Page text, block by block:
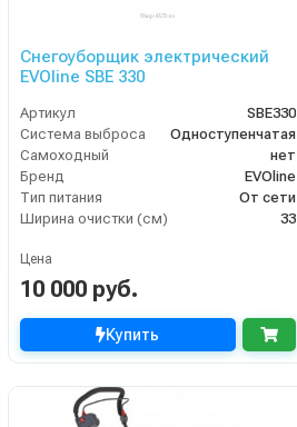
Снегоуборщик электрический
EVOline SBE 330
Артикул
SBE330
Система выброса
Одноступенчатая
Самоходный
нет
Бренд
EVOline
Тип питания
От сети
Ширина очистки (см)
33
Цена
10 000 руб.
Купить